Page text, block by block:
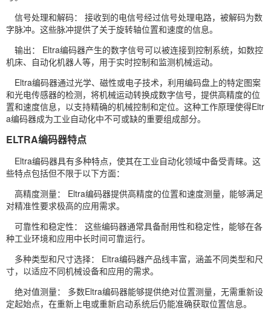
信号处理和解码： 接收到的电信号经过信号处理电路，被解码为数
字脉冲。这些脉冲提供了关于旋转轴位置和速度的信息。
输出： Eltra编码器产生的数字信号可以被连接到控制系统，如数控
机床、自动化机器人等，用于实时控制和监测机械运动。
Eltra编码器通过光学、磁性或电子技术，利用编码盘上的特定图案
和光电传感器的检测，将机械运动转换成数字信号，提供高精度的位
置和速度信息，以支持精确的机械控制和定位。这种工作原理使得Eltr
a编码器成为工业自动化中不可或缺的重要组成部分。
ELTRA编码器特点
Eltra编码器具有多种特点，使其在工业自动化领域中备受青睐。这
些特点包括但不限于以下方面：
高精度测量： Eltra编码器提供高精度的位置和速度测量，能够满足
对精准性要求极高的应用需求。
可靠性和稳定性： 这些编码器通常具备耐用性和稳定性，能够在各
种工业环境和应用中长时间可靠运行。
多种类型和尺寸选择： Eltra编码器产品线丰富，涵盖不同类型和尺
寸，以适应不同机械设备和应用的需求。
绝对值测量： 多数Eltra编码器能够提供绝对位置测量，无需重新设
定起始点，在重新上电或重新启动系统后仍能准确获取位置信息。